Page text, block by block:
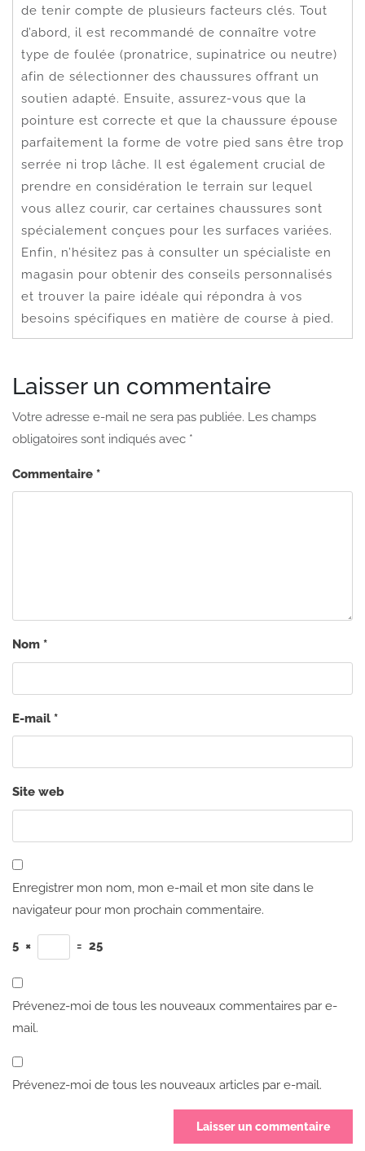
de tenir compte de plusieurs facteurs clés. Tout
d’abord, il est recommandé de connaître votre
type de foulée (pronatrice, supinatrice ou neutre)
afin de sélectionner des chaussures offrant un
soutien adapté. Ensuite, assurez-vous que la
pointure est correcte et que la chaussure épouse
parfaitement la forme de votre pied sans être trop
serrée ni trop lâche. Il est également crucial de
prendre en considération le terrain sur lequel
vous allez courir, car certaines chaussures sont
spécialement conçues pour les surfaces variées.
Enfin, n’hésitez pas à consulter un spécialiste en
magasin pour obtenir des conseils personnalisés
et trouver la paire idéale qui répondra à vos
besoins spécifiques en matière de course à pied.
Laisser un commentaire
Votre adresse e-mail ne sera pas publiée. Les champs
obligatoires sont indiqués avec *
Commentaire *
Nom *
E-mail *
Site web
Enregistrer mon nom, mon e-mail et mon site dans le
navigateur pour mon prochain commentaire.
5 × = 25
Prévenez-moi de tous les nouveaux commentaires par e-
mail.
Prévenez-moi de tous les nouveaux articles par e-mail.